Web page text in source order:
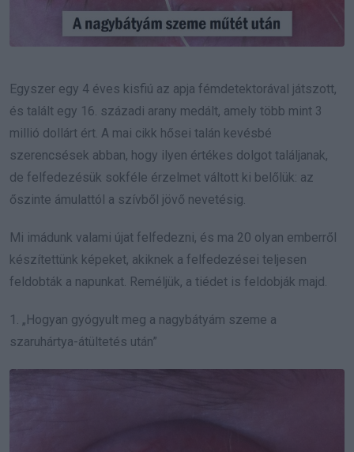
Egyszer egy 4 éves kisfiú az apja fémdetektorával játszott,
és talált egy 16. századi arany medált, amely több mint 3
millió dollárt ért. A mai cikk hősei talán kevésbé
szerencsések abban, hogy ilyen értékes dolgot találjanak,
de felfedezésük sokféle érzelmet váltott ki belőlük: az
őszinte ámulattól a szívből jövő nevetésig.
Mi imádunk valami újat felfedezni, és ma 20 olyan emberről
készítettünk képeket, akiknek a felfedezései teljesen
feldobták a napunkat. Reméljük, a tiédet is feldobják majd.
1. „Hogyan gyógyult meg a nagybátyám szeme a
szaruhártya-átültetés után”